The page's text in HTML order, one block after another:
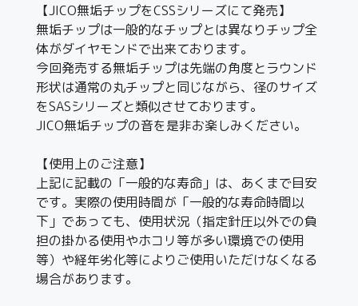
【JICO無垢チップをCSSシリーズにて発売】
無垢チップは一般的なチップとは異なりチップ全
体がダイヤモンドで出来ております。
今回発売する無垢チップは先端の角度とラウンド
形状は通常の丸チップと同じながら、径のサイズ
をSASシリーズと類似させております。
JICO無垢チップの音を是非お楽しみください。
【使用上のご注意】
上記に記載の「一般的な寿命」は、あくまで目安
です。実際の使用時間が「一般的な寿命時間以
下」であっても、使用状況（指定針圧以外での負
担の掛かる使用やホコリ等が多い環境での使用
等）や経年劣化等によりご使用いただけなくなる
場合があります。